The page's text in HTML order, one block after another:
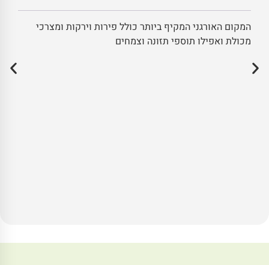
המקום האורגני המקיף ביותר כולל פירות וירקות ומצרכי
מכולת ואפילו תוספי תזונה וצמחים